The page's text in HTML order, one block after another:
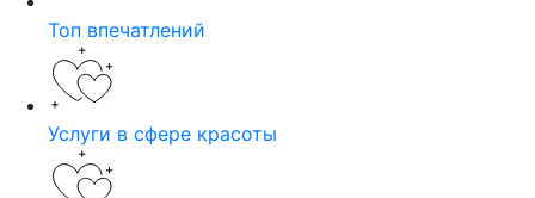
Топ впечатлений
Услуги в сфере красоты